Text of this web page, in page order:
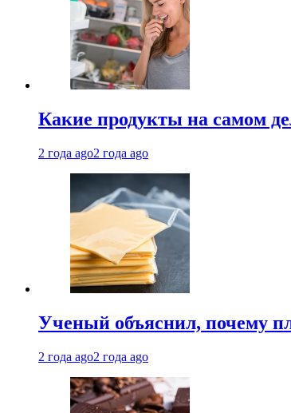
Какие продукты на самом
2 года ago2 года ago
Ученый объяснил, почему
2 года ago2 года ago